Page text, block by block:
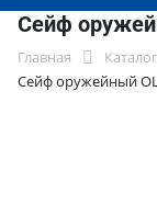
Сейф
Главная Каталог
Сейф оружейный